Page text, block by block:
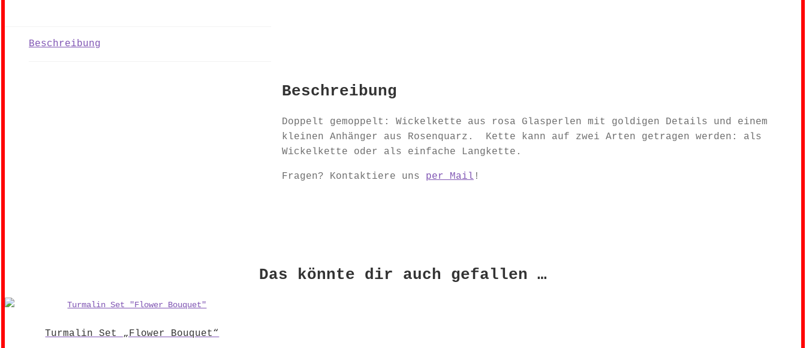
Beschreibung
Beschreibung
Doppelt gemoppelt: Wickelkette aus rosa Glasperlen mit goldigen Details und einem
kleinen Anhänger aus Rosenquarz. Kette kann auf zwei Arten getragen werden: als
Wickelkette oder als einfache Langkette.
Fragen? Kontaktiere uns per Mail !
Das könnte dir auch gefallen …
Turmalin Set „Flower Bouquet“